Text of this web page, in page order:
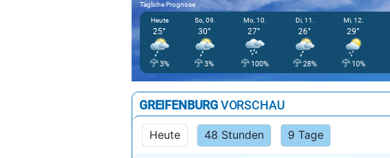
Tägliche Prognose
Heute
25°
3%
So, 09.
30°
3%
Mo, 10.
27°
100%
Di, 11.
26°
28%
Mi, 12.
29°
10%
GREIFENBURGVORSCHAU
Heute 48 Stunden 9 Tage